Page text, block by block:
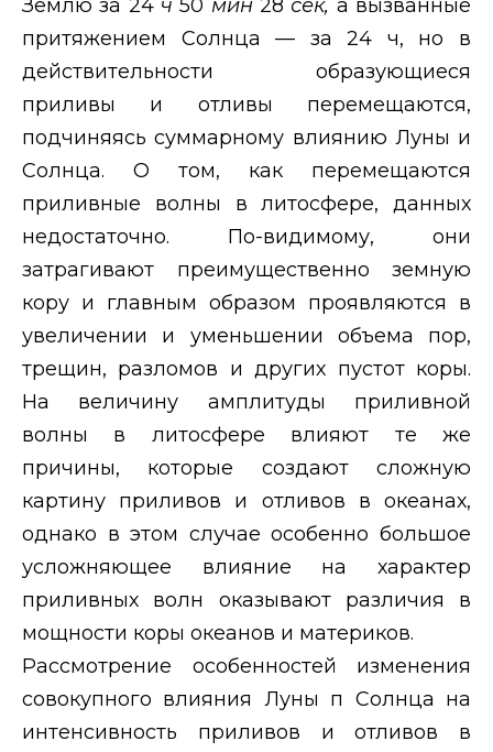
Землю за 24 ч50 мин28 сек, а вызванные
притяжением Солнца — за 24 ч, но в
действительности образующиеся
приливы и отливы перемещаются,
подчиняясь суммарному влиянию Луны и
Солнца. О том, как перемещаются
приливные волны в литосфере, данных
недостаточно. По-видимому, они
затрагивают преимущественно земную
кору и главным образом проявляются в
увеличении и уменьшении объема пор,
трещин, разломов и других пустот коры.
На величину амплитуды приливной
волны в литосфере влияют те же
причины, которые создают сложную
картину приливов и отливов в океанах,
однако в этом случае особенно большое
усложняющее влияние на характер
приливных волн оказывают различия в
мощности коры океанов и материков.
Рассмотрение особенностей изменения
совокупного влияния Луны п Солнца на
интенсивность приливов и отливов в